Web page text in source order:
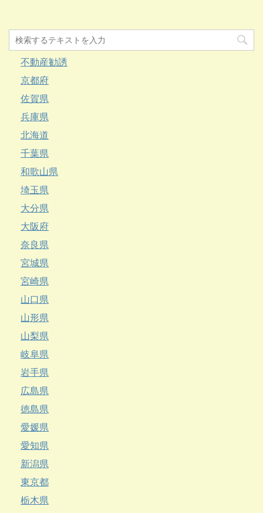
不動産勧誘
京都府
佐賀県
兵庫県
北海道
千葉県
和歌山県
埼玉県
大分県
大阪府
奈良県
宮城県
宮崎県
山口県
山形県
山梨県
岐阜県
岩手県
広島県
徳島県
愛媛県
愛知県
新潟県
東京都
栃木県